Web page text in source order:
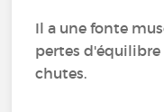
Il a une fonte
pertes
chutes.